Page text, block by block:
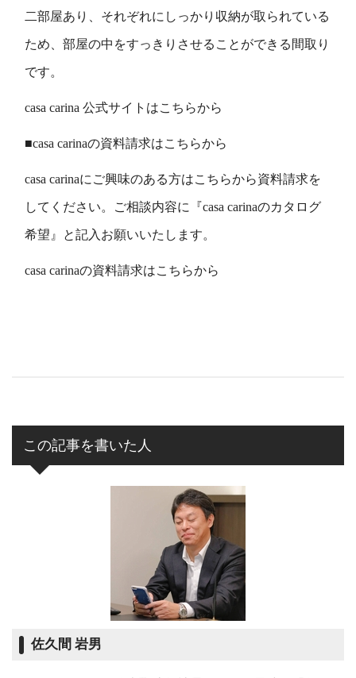
二部屋あり、それぞれにしっかり収納が取られている
ため、部屋の中をすっきりさせることができる間取り
です。
casa carina 公式サイトはこちらから
■casa carinaの資料請求はこちらから
casa carinaにご興味のある方はこちらから資料請求を
してください。ご相談内容に『casa carinaのカタログ
希望』と記入お願いいたします。
casa carinaの資料請求はこちらから
この記事を書いた人
佐久間 岩男